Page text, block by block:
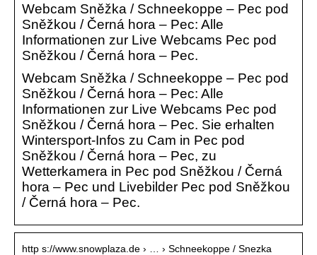
Webcam Sněžka / Schneekoppe – Pec pod
Sněžkou / Černá hora – Pec: Alle
Informationen zur Live Webcams Pec pod
Sněžkou / Černá hora – Pec.
Webcam Sněžka / Schneekoppe – Pec pod
Sněžkou / Černá hora – Pec: Alle
Informationen zur Live Webcams Pec pod
Sněžkou / Černá hora – Pec. Sie erhalten
Wintersport-Infos zu Cam in Pec pod
Sněžkou / Černá hora – Pec, zu
Wetterkamera in Pec pod Sněžkou / Černá
hora – Pec und Livebilder Pec pod Sněžkou
/ Černá hora – Pec.
http s://www.snowplaza.de › … › Schneekoppe / Snezka